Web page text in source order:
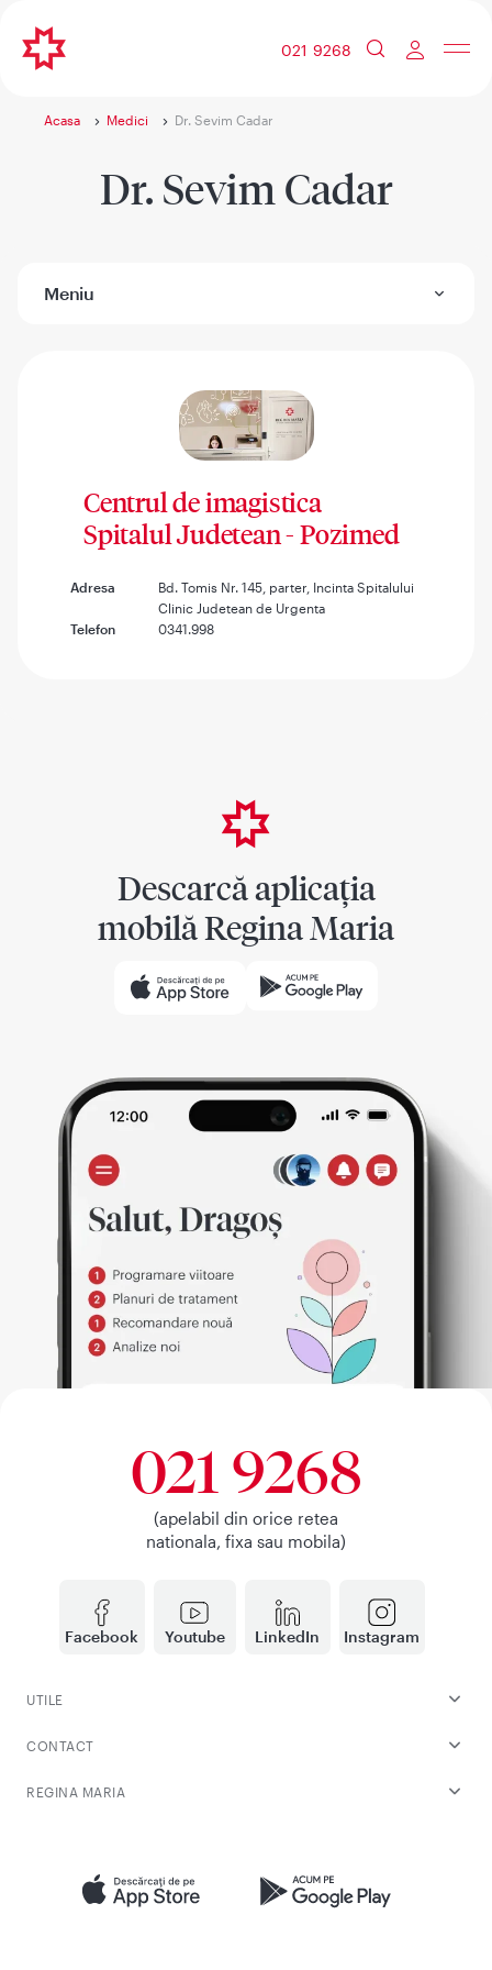
021 9268
Acasa Medici Dr. Sevim Cadar
Dr. Sevim Cadar
Meniu
Centrul de imagistica
Spitalul Judetean - Pozimed
Adresa
Bd. Tomis Nr. 145, parter, Incinta Spitalului
Clinic Judetean de Urgenta
Telefon
0341.998
Descarcă aplicația
mobilă Regina Maria
Facebook Youtube LinkedIn Instagram
021 9268
(apelabil din orice retea
nationala, fixa sau mobila)
UTILE
CONTACT
REGINA MARIA